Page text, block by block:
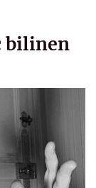
bilinen